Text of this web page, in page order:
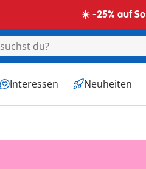
☀️ -25% auf
Interessen Neuheiten